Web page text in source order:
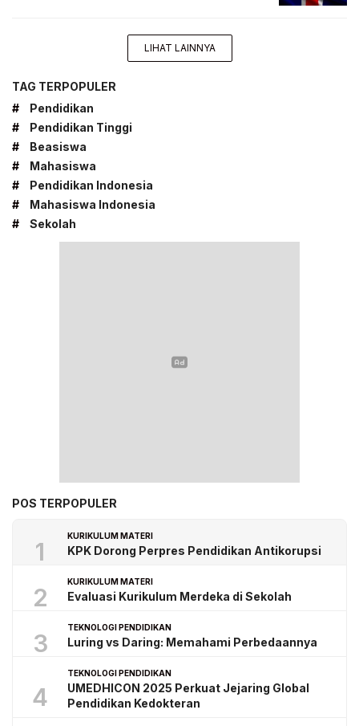
LIHAT LAINNYA
TAG TERPOPULER
#
Pendidikan
#
Pendidikan Tinggi
#
Beasiswa
#
Mahasiswa
#
Pendidikan Indonesia
#
Mahasiswa Indonesia
#
Sekolah
POS TERPOPULER
1
KURIKULUM MATERI
KPK Dorong Perpres Pendidikan Antikorupsi
2
KURIKULUM MATERI
Evaluasi Kurikulum Merdeka di Sekolah
3
TEKNOLOGI PENDIDIKAN
Luring vs Daring: Memahami Perbedaannya
4
TEKNOLOGI PENDIDIKAN
UMEDHICON 2025 Perkuat Jejaring Global
Pendidikan Kedokteran